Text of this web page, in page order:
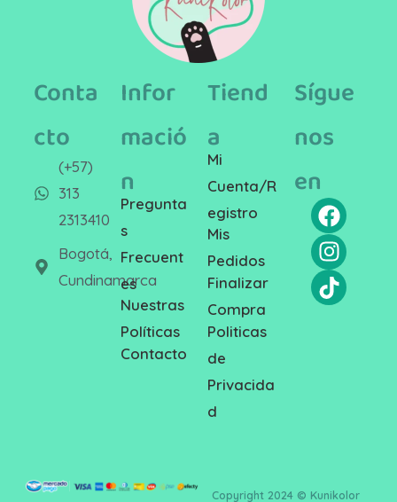
Conta
cto
(+57)
313
2313410
Bogotá,
Cundinamarca
Infor
mació
n
Pregunta
s
Frecuent
es
Nuestras
Políticas
Contacto
Tiend
a
Mi
Cuenta/R
egistro
Mis
Pedidos
Finalizar
Compra
Politicas
de
Privacida
d
Sígue
nos
en
Copyright 2024 © Kunikolor